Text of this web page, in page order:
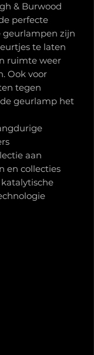
& Burwood
perfecte
geurlampen zijn
te laten
ruimte weer
Ook voor
tegen
geurlamp het
aan
en collecties